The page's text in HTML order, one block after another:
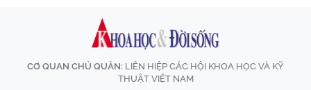
CƠ QUAN CHỦ QUẢN: LIÊN HIỆP CÁC HỘI KHOA HỌC VÀ KỸ
THUẬT VIỆT NAM